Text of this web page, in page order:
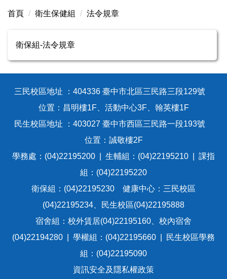
衛生保健組
最新消息
關於我們
成員簡介
活動行事曆
健康中心服務資訊
特約及鄰近醫療院所
115學年度新生健檢專區
首頁 衛生保健組 法令規章
衛保組-法令規章
三民校區地址 ：404336 臺中市北區三民路三段129號
位置：昌明樓1F、活動中心3F、翰英樓1F
民生校區地址 ：403027 臺中市西區三民路一段193號
位置：誠敬樓2F
學務處：(04)22195200 | 生輔組：(04)22195210 | 課指
組：(04)22195220
衛保組：(04)22195230 健康中心：三民校區
(04)22195234、民生校區(04)22195888
宿舍組：校外賃居(04)22195160、校內宿舍
(04)22194280 | 學權組：(04)22195660 | 民生校區學務
組：(04)22195090
資訊安全及隱私權政策